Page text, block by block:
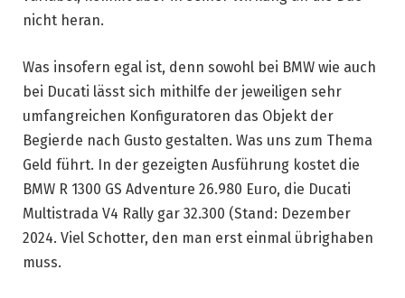
nicht heran.
Was insofern egal ist, denn sowohl bei BMW wie auch
bei Ducati lässt sich mithilfe der jeweiligen sehr
umfangreichen Konfiguratoren das Objekt der
Begierde nach Gusto gestalten. Was uns zum Thema
Geld führt. In der gezeigten Ausführung kostet die
BMW R 1300 GS Adventure 26.980 Euro, die Ducati
Multistrada V4 Rally gar 32.300 (Stand: Dezember
2024. Viel Schotter, den man erst einmal übrighaben
muss.